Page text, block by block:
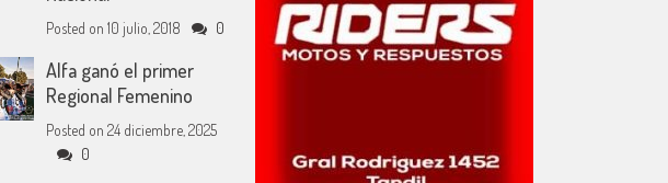
Posted on 10 julio, 2018 0
Alfa ganó el primer
Regional Femenino
Posted on 24 diciembre, 2025
0